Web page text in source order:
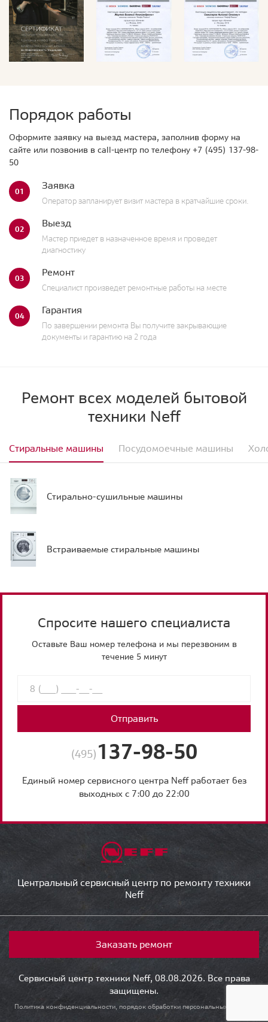
Порядок работы
Оформите заявку на выезд мастера, заполнив форму на
сайте или позвонив в call-центр по телефону +7 (495) 137-98-
50
01 Заявка
Оператор запланирует визит мастера в кратчайшие сроки.
02 Выезд
Мастер приедет в назначенное время и проведет
диагностику
03 Ремонт
Специалист произведет ремонтные работы на месте
04 Гарантия
По завершении ремонта Вы получите закрывающие
документы и гарантию на 2 года
Ремонт всех моделей бытовой
техники Neff
Стиральные машины Посудомоечные машины
Стирально-сушильные машины
Встраиваемые стиральные машины
Спросите нашего специалиста
Оставьте Ваш номер телефона и мы перезвоним в
течение 5 минут
Отправить
(495) 137-98-50
Единый номер сервисного центра Neff работает без
выходных с 7:00 до 22:00
Центральный сервисный центр по ремонту техники
Neff
Заказать ремонт
Сервисный центр техники Neff, 08.08.2026. Все права
защищены.
Политика конфиденциальности, порядок обработки персональных данных